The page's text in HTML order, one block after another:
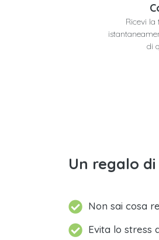
Ricevi
di
Un regalo
Non sai cosa
Evita lo stress